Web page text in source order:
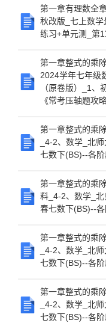
第一章有理数全
秋改版_七上数
练习+单元测_第
第一章整式的乘
2024学年七年级
（原卷版）_1
《常考压轴题攻略
第一章整式的乘
_4-2、数学_北
七数下(BS)--各
第一章整式的乘
料_4-2、数学_
春七数下(BS)--
第一章整式的乘
_4-2、数学_北
七数下(BS)--各
第一章整式的乘
_4-2、数学_北
七数下(BS)--各